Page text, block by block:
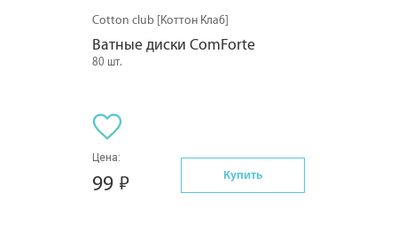
Cotton club [Коттон Клаб]
Ватные диски ComForte
80 шт.
Цена:
99 Купить